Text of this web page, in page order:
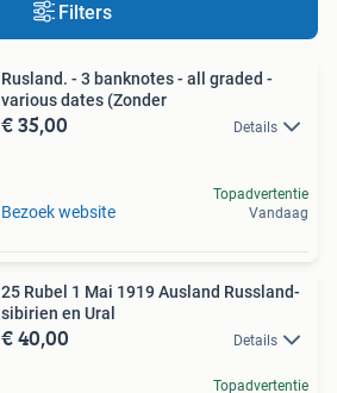
Filters
Rusland. - 3 banknotes - all graded -
various dates (Zonder
€ 35,00 Details
Bezoek website
Topadvertentie
Vandaag
25 Rubel 1 Mai 1919 Ausland Russland-
sibirien en Ural
€ 40,00 Details
Topadvertentie